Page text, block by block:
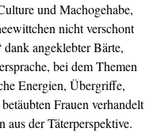
und Machogehabe,
nicht verschont
angeklebter Bärte,
bei dem Themen
Energien, Übergriffe,
Frauen verhandelt
aus der Täterperspektive.